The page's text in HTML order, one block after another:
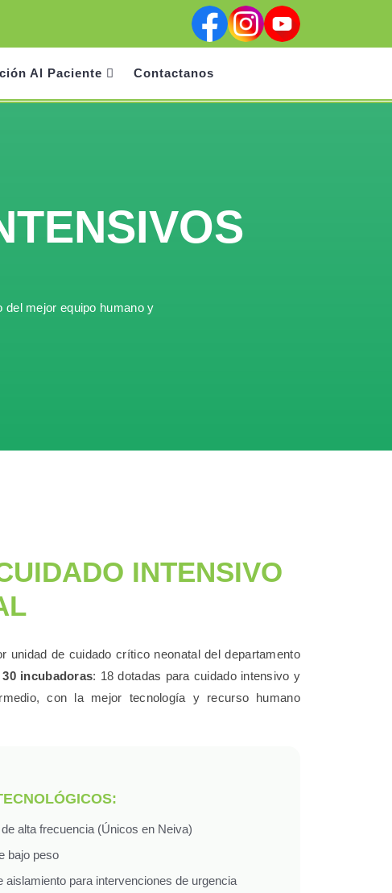
FacebookInstagramYoutube
Al Paciente Contactanos
mejor equipo humano y
INTENSIVO
unidad de cuidado crítico neonatal del departamento
30 incubadoras: 18 dotadas para cuidado intensivo y
con la mejor tecnología y recurso humano
alta frecuencia (Únicos en Neiva)
bajo peso
aislamiento para intervenciones de urgencia